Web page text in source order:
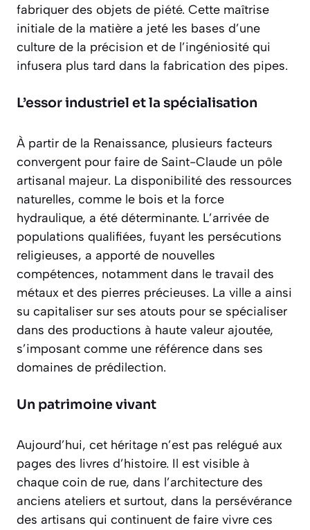
fabriquer des objets de piété. Cette maîtrise
initiale de la matière a jeté les bases d’une
culture de la précision et de l’ingéniosité qui
infusera plus tard dans la fabrication des pipes.
L’essor industriel et la spécialisation
À partir de la Renaissance, plusieurs facteurs
convergent pour faire de Saint-Claude un pôle
artisanal majeur. La disponibilité des ressources
naturelles, comme le bois et la force
hydraulique, a été déterminante. L’arrivée de
populations qualifiées, fuyant les persécutions
religieuses, a apporté de nouvelles
compétences, notamment dans le travail des
métaux et des pierres précieuses. La ville a ainsi
su capitaliser sur ses atouts pour se spécialiser
dans des productions à haute valeur ajoutée,
s’imposant comme une référence dans ses
domaines de prédilection.
Un patrimoine vivant
Aujourd’hui, cet héritage n’est pas relégué aux
pages des livres d’histoire. Il est visible à
chaque coin de rue, dans l’architecture des
anciens ateliers et surtout, dans la persévérance
des artisans qui continuent de faire vivre ces